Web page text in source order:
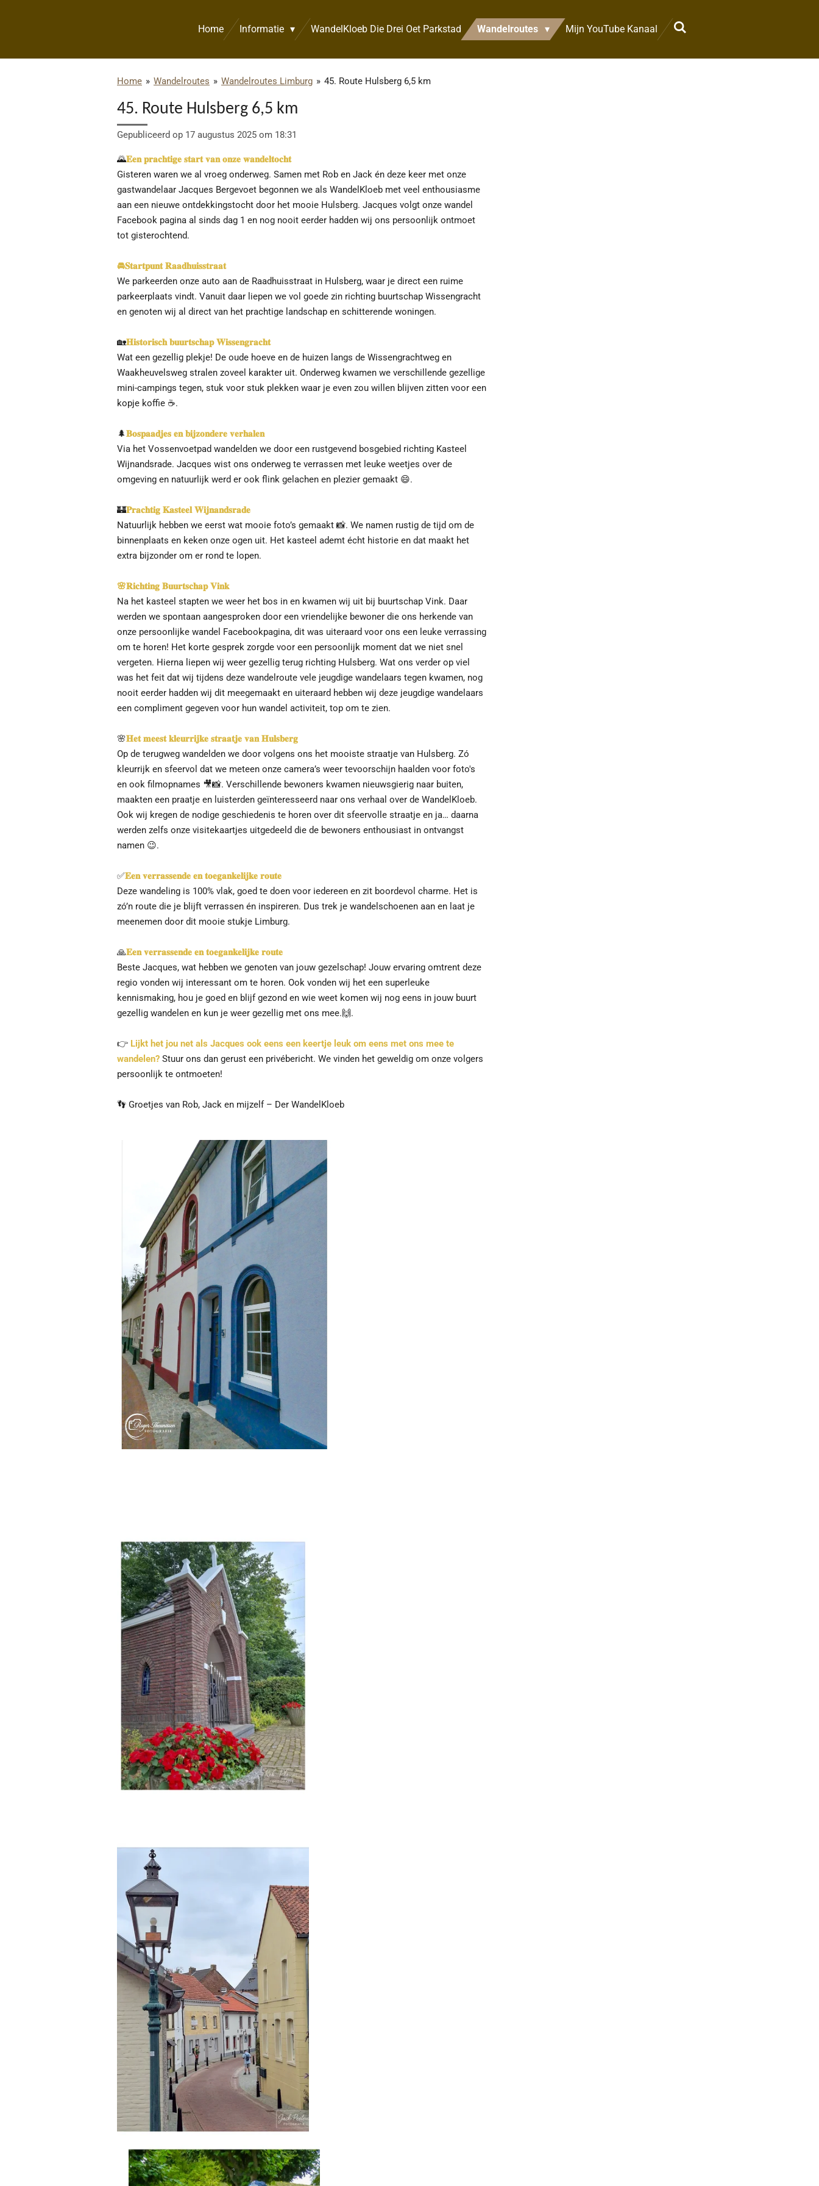
de
Home Informatie WandelKloeb Die Drei Oet Parkstad Wandelroutes Mijn YouTube Kanaal
Home » Wandelroutes » Wandelroutes Limburg » 45. Route Hulsberg 6,5 km
45. Route Hulsberg 6,5 km
Gepubliceerd op 17 augustus 2025 om 18:31
🌄𝐄𝐞𝐧 𝐩𝐫𝐚𝐜𝐡𝐭𝐢𝐠𝐞 𝐬𝐭𝐚𝐫𝐭 𝐯𝐚𝐧 𝐨𝐧𝐳𝐞 𝐰𝐚𝐧𝐝𝐞𝐥𝐭𝐨𝐜𝐡𝐭
Gisteren waren we al vroeg onderweg. Samen met Rob en Jack én deze keer met onze
gastwandelaar Jacques Bergevoet begonnen we als WandelKloeb met veel enthousiasme
aan een nieuwe ontdekkingstocht door het mooie Hulsberg. Jacques volgt onze wandel
Facebook pagina al sinds dag 1 en nog nooit eerder hadden wij ons persoonlijk ontmoet
tot gisterochtend.
🚘𝐒𝐭𝐚𝐫𝐭𝐩𝐮𝐧𝐭 𝐑𝐚𝐚𝐝𝐡𝐮𝐢𝐬𝐬𝐭𝐫𝐚𝐚𝐭
We parkeerden onze auto aan de Raadhuisstraat in Hulsberg, waar je direct een ruime
parkeerplaats vindt. Vanuit daar liepen we vol goede zin richting buurtschap Wissengracht
en genoten wij al direct van het prachtige landschap en schitterende woningen.
🏡𝐇𝐢𝐬𝐭𝐨𝐫𝐢𝐬𝐜𝐡 𝐛𝐮𝐮𝐫𝐭𝐬𝐜𝐡𝐚𝐩 𝐖𝐢𝐬𝐬𝐞𝐧𝐠𝐫𝐚𝐜𝐡𝐭
Wat een gezellig plekje! De oude hoeve en de huizen langs de Wissengrachtweg en
Waakheuvelsweg stralen zoveel karakter uit. Onderweg kwamen we verschillende gezellige
mini-campings tegen, stuk voor stuk plekken waar je even zou willen blijven zitten voor een
kopje koffie ☕.
🌲𝐁𝐨𝐬𝐩𝐚𝐚𝐝𝐣𝐞𝐬 𝐞𝐧 𝐛𝐢𝐣𝐳𝐨𝐧𝐝𝐞𝐫𝐞 𝐯𝐞𝐫𝐡𝐚𝐥𝐞𝐧
Via het Vossenvoetpad wandelden we door een rustgevend bosgebied richting Kasteel
Wijnandsrade. Jacques wist ons onderweg te verrassen met leuke weetjes over de
omgeving en natuurlijk werd er ook flink gelachen en plezier gemaakt 😄.
🏰𝐏𝐫𝐚𝐜𝐡𝐭𝐢𝐠 𝐊𝐚𝐬𝐭𝐞𝐞𝐥 𝐖𝐢𝐣𝐧𝐚𝐧𝐝𝐬𝐫𝐚𝐝𝐞
Natuurlijk hebben we eerst wat mooie foto’s gemaakt 📸. We namen rustig de tijd om de
binnenplaats en keken onze ogen uit. Het kasteel ademt écht historie en dat maakt het
extra bijzonder om er rond te lopen.
🌸𝐑𝐢𝐜𝐡𝐭𝐢𝐧𝐠 𝐁𝐮𝐮𝐫𝐭𝐬𝐜𝐡𝐚𝐩 𝐕𝐢𝐧𝐤
Na het kasteel stapten we weer het bos in en kwamen wij uit bij buurtschap Vink. Daar
werden we spontaan aangesproken door een vriendelijke bewoner die ons herkende van
onze persoonlijke wandel Facebookpagina, dit was uiteraard voor ons een leuke verrassing
om te horen! Het korte gesprek zorgde voor een persoonlijk moment dat we niet snel
vergeten. Hierna liepen wij weer gezellig terug richting Hulsberg. Wat ons verder op viel
was het feit dat wij tijdens deze wandelroute vele jeugdige wandelaars tegen kwamen, nog
nooit eerder hadden wij dit meegemaakt en uiteraard hebben wij deze jeugdige wandelaars
een compliment gegeven voor hun wandel activiteit, top om te zien.
🌸𝐇𝐞𝐭 𝐦𝐞𝐞𝐬𝐭 𝐤𝐥𝐞𝐮𝐫𝐫𝐢𝐣𝐤𝐞 𝐬𝐭𝐫𝐚𝐚𝐭𝐣𝐞 𝐯𝐚𝐧 𝐇𝐮𝐥𝐬𝐛𝐞𝐫𝐠
Op de terugweg wandelden we door volgens ons het mooiste straatje van Hulsberg. Zó
kleurrijk en sfeervol dat we meteen onze camera’s weer tevoorschijn haalden voor foto's
en ook filmopnames 🎥📸. Verschillende bewoners kwamen nieuwsgierig naar buiten,
maakten een praatje en luisterden geïnteresseerd naar ons verhaal over de WandelKloeb.
Ook wij kregen de nodige geschiedenis te horen over dit sfeervolle straatje en ja… daarna
werden zelfs onze visitekaartjes uitgedeeld die de bewoners enthousiast in ontvangst
namen 😉.
✅𝐄𝐞𝐧 𝐯𝐞𝐫𝐫𝐚𝐬𝐬𝐞𝐧𝐝𝐞 𝐞𝐧 𝐭𝐨𝐞𝐠𝐚𝐧𝐤𝐞𝐥𝐢𝐣𝐤𝐞 𝐫𝐨𝐮𝐭𝐞
Deze wandeling is 100% vlak, goed te doen voor iedereen en zit boordevol charme. Het is
zó’n route die je blijft verrassen én inspireren. Dus trek je wandelschoenen aan en laat je
meenemen door dit mooie stukje Limburg.
🙏𝐄𝐞𝐧 𝐯𝐞𝐫𝐫𝐚𝐬𝐬𝐞𝐧𝐝𝐞 𝐞𝐧 𝐭𝐨𝐞𝐠𝐚𝐧𝐤𝐞𝐥𝐢𝐣𝐤𝐞 𝐫𝐨𝐮𝐭𝐞
Beste Jacques, wat hebben we genoten van jouw gezelschap! Jouw ervaring omtrent deze
regio vonden wij interessant om te horen. Ook vonden wij het een superleuke
kennismaking, hou je goed en blijf gezond en wie weet komen wij nog eens in jouw buurt
gezellig wandelen en kun je weer gezellig met ons mee.🙌.
👉 Lijkt het jou net als Jacques ook eens een keertje leuk om eens met ons mee te
wandelen? Stuur ons dan gerust een privébericht. We vinden het geweldig om onze volgers
persoonlijk te ontmoeten!
👣 Groetjes van Rob, Jack en mijzelf – Der WandelKloeb